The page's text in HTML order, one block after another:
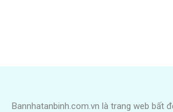
Bannhatanbinh.com.vn là trang web bất